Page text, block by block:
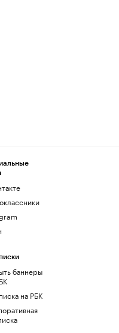
баннеры
на РБК